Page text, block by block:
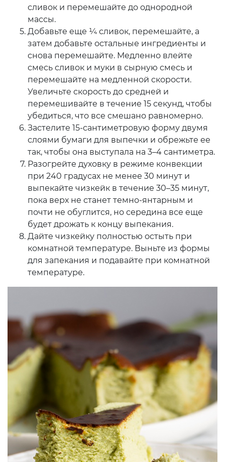
сливок и перемешайте до однородной
массы.
Добавьте еще ¼ сливок, перемешайте, а
затем добавьте остальные ингредиенты и
снова перемешайте. Медленно влейте
смесь сливок и муки в сырную смесь и
перемешайте на медленной скорости.
Увеличьте скорость до средней и
перемешивайте в течение 15 секунд, чтобы
убедиться, что все смешано равномерно.
Застелите 15-сантиметровую форму двумя
слоями бумаги для выпечки и обрежьте ее
так, чтобы она выступала на 3–4 сантиметра.
Разогрейте духовку в режиме конвекции
при 240 градусах не менее 30 минут и
выпекайте чизкейк в течение 30–35 минут,
пока верх не станет темно-янтарным и
почти не обуглится, но середина все еще
будет дрожать к концу выпекания.
Дайте чизкейку полностью остыть при
комнатной температуре. Выньте из формы
для запекания и подавайте при комнатной
температуре.